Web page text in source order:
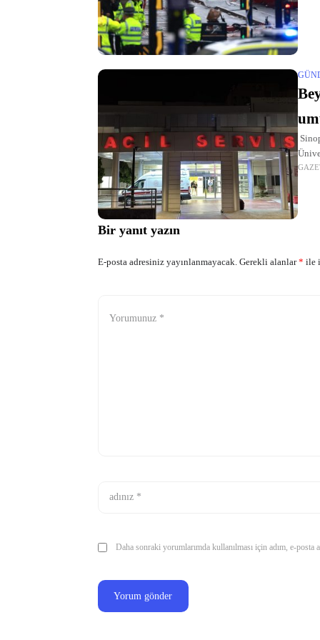
Bir yanıt yazın
E-posta adresiniz yayınlanmayacak. Gerekli alanlar* ile
Daha sonraki yorumlarımda kullanılması için adım, e-posta